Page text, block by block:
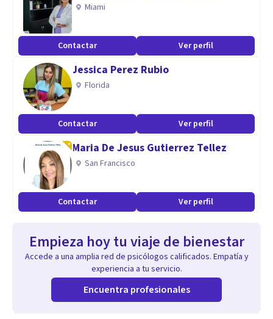
Miami
Contactar Ver perfil
Jessica Perez Rubio
Florida
Contactar Ver perfil
Maria De Jesus Gutierrez Tellez
San Francisco
Contactar Ver perfil
Empieza hoy tu viaje de bienestar
Accede a una amplia red de psicólogos calificados. Empatía y
experiencia a tu servicio.
Encuentra profesionales